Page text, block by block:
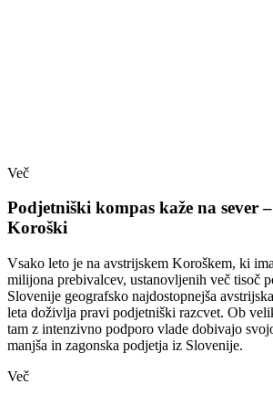
Več
Podjetniški kompas kaže na sever
Koroški
Vsako leto je na avstrijskem Koroškem, ki
milijona prebivalcev, ustanovljenih več tisoč
Slovenije geografsko najdostopnejša
leta doživlja pravi podjetniški razcvet. Ob
tam z intenzivno podporo vlade dobivajo
manjša in zagonska podjetja iz Slovenije.
Več